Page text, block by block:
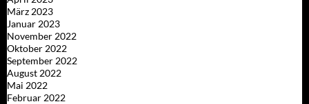
März 2023
Januar 2023
November 2022
Oktober 2022
September 2022
August 2022
Mai 2022
Februar 2022